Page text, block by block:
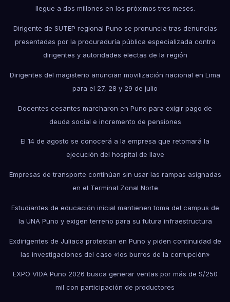
llegue a dos millones en los próximos tres meses.
Dirigente de SUTEP regional Puno se pronuncia tras denuncias
presentadas por la procuraduría pública especializada contra
dirigentes y autoridades electas de la región
Dirigentes del magisterio anuncian movilización nacional en Lima
para el 27, 28 y 29 de julio
Docentes cesantes marcharon en Puno para exigir pago de
deuda social e incremento de pensiones
El 14 de agosto se conocerá a la empresa que retomará la
ejecución del hospital de Ilave
Empresas de transporte continúan sin usar las rampas asignadas
en el Terminal Zonal Norte
Estudiantes de educación inicial mantienen toma del campus de
la UNA Puno y exigen terreno para su futura infraestructura
Exdirigentes de Juliaca protestan en Puno y piden continuidad de
las investigaciones del caso «los burros de la corrupción»
EXPO VIDA Puno 2026 busca generar ventas por más de S/250
mil con participación de productores